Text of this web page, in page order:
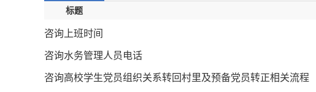
标题
咨询上班时间
咨询水务管理人员电话
咨询高校学生党员组织关系转回村里及预备党员转正相关流程